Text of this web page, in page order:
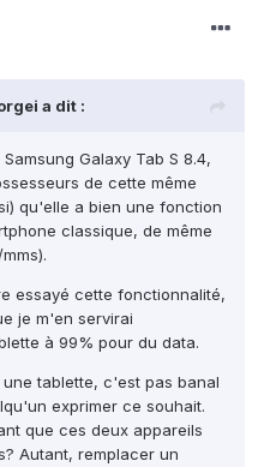
a dit :
Galaxy Tab S 8.4,
de cette même
qu'elle a bien une fonction
classique, de même
essayé cette fonctionnalité,
je m'en servirai
à 99% pour du data.
tablette, c'est pas banal
exprimer ce souhait.
que ces deux appareils
Autant, remplacer un